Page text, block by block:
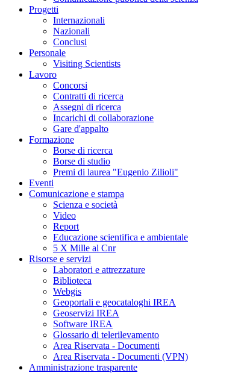
Progetti
Internazionali
Nazionali
Conclusi
Personale
Visiting Scientists
Lavoro
Concorsi
Contratti di ricerca
Assegni di ricerca
Incarichi di collaborazione
Gare d'appalto
Formazione
Borse di ricerca
Borse di studio
Premi di laurea "Eugenio Zilioli"
Eventi
Comunicazione e stampa
Scienza e società
Video
Report
Educazione scientifica e ambientale
5 X Mille al Cnr
Risorse e servizi
Laboratori e attrezzature
Biblioteca
Webgis
Geoportali e geocataloghi IREA
Geoservizi IREA
Software IREA
Glossario di telerilevamento
Area Riservata - Documenti
Area Riservata - Documenti (VPN)
Amministrazione trasparente